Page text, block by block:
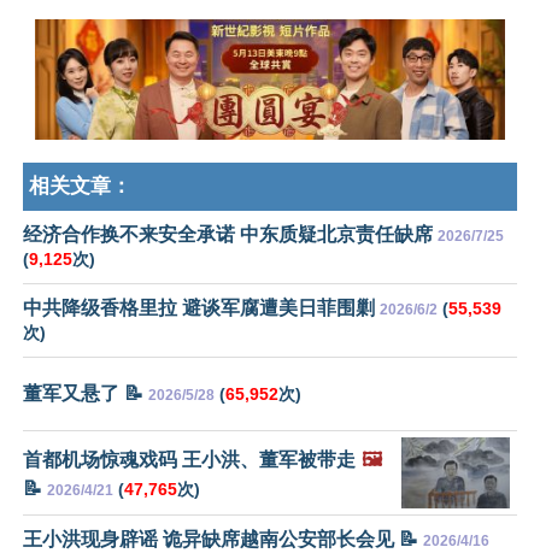
相关文章：
经济合作换不来安全承诺 中东质疑北京责任缺席 2026/7/25
(9,125次)
中共降级香格里拉 避谈军腐遭美日菲围剿 2026/6/2 (55,539
次)
董军又悬了 📝 2026/5/28 (65,952次)
首都机场惊魂戏码 王小洪、董军被带走 🖼️
📝 2026/4/21 (47,765次)
王小洪现身辟谣 诡异缺席越南公安部长会见 📝 2026/4/16